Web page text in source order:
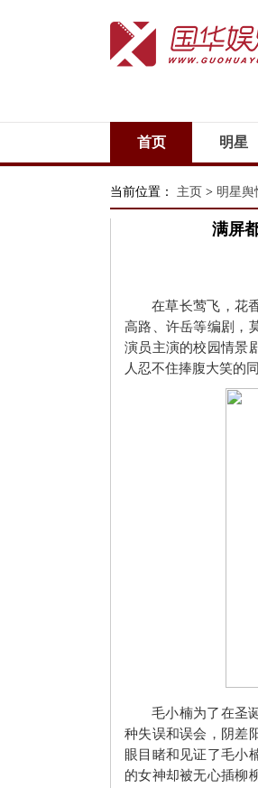
首页 明星
当前位置： 主页 > 明星舆
满屏
在草长莺飞，花
高路、许岳等编剧，
演员主演的校园情景
人忍不住捧腹大笑的
毛小楠为了在圣
种失误和误会，阴差
眼目睹和见证了毛小
的女神却被无心插柳